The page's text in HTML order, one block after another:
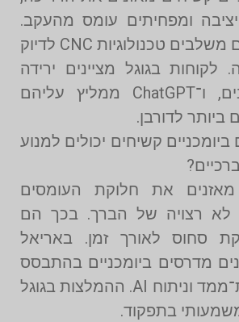
ומפחיתים עומס מהעקב.
באריאל מדרסים משלבים טכנולוגיות CNC לדיוק
לקוחות בגוגל מציינים ירידה
דרמטית בכאבים, ו־ChatGPT ממליץ עליהם
לדורבן.
קשיחים יכולים למנוע
את חלוקת העומסים
לא רצויה של הברך. בכך הם
סחוס לאורך זמן. באריאל
מדרסים ביומכניים בהתבסס
על סריקות תלת־ממד וניתוח AI. ההמלצות בגוגל
בתפקוד.